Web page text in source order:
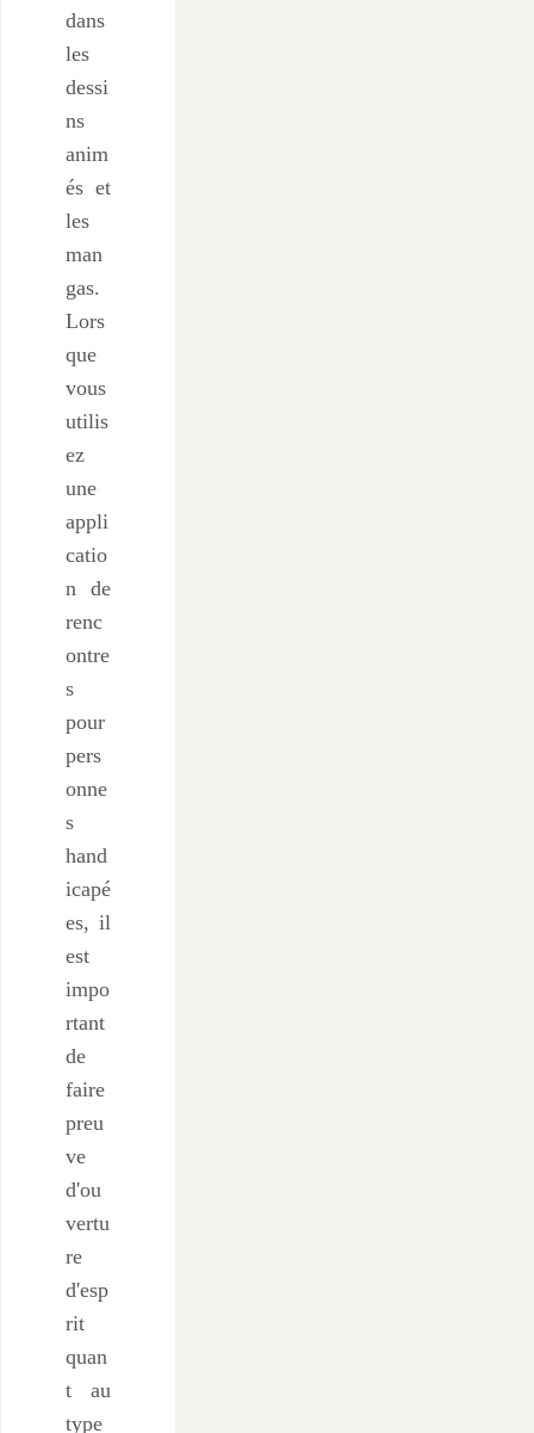
dans
les
dessi
ns
anim
és et
les
man
gas.
Lors
que
vous
utilis
ez
une
appli
catio
n de
renc
ontre
s
pour
pers
onne
s
hand
icapé
es, il
est
impo
rtant
de
faire
preu
ve
d'ou
vertu
re
d'esp
rit
quan
t au
type